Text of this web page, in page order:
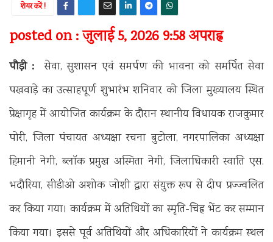
शेयर करें !
posted on : जुलाई 5, 2026 9:58 अपराह्न
पौड़ी :सेवा, सुशासन एवं समर्पण की भावना को समर्पित सेवा
पखवाड़े का उत्साहपूर्ण शुभारंभ शनिवार को जिला मुख्यालय स्थित
प्रेक्षागृह में आयोजित कार्यक्रम के दौरान स्थानीय विधायक राजकुमार
पोरी, जिला पंचायत अध्यक्षा रचना बुटोला, नगरपालिका अध्यक्षा
हिमानी नेगी, ब्लॉक प्रमुख अस्मिता नेगी, जिलाधिकारी स्वाति एस.
भदौरिया, सीडीओ अशोक जोशी द्वारा संयुक्त रूप से दीप प्रज्ज्वलित
कर किया गया। कार्यक्रम में अतिथियों का स्मृति-चिह्न भेंट कर सम्मान
किया गया। इससे पूर्व अतिथियों और अधिकारियों ने कार्यक्रम स्थल